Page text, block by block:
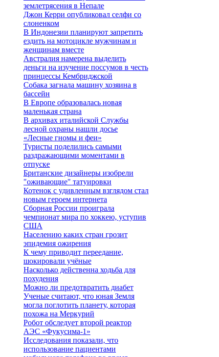
землетрясения в Непале
Джон Керри опубликовал селфи со
слоненком
В Индонезии планируют запретить
ездить на мотоцикле мужчинам и
женщинам вместе
Австралия намерена выделить
деньги на изучение поссумов в честь
принцессы Кембриджской
Собака загнала машину хозяина в
бассейн
В Европе образовалась новая
маленькая страна
В архивах италийской Службы
лесной охраны нашли досье
«Лесные гномы и феи»
Туристы поделились самыми
раздражающими моментами в
отпуске
Британские дизайнеры изобрели
"оживающие" татуировки
Котенок с удивленным взглядом стал
новым героем интернета
Сборная России проиграла
чемпионат мира по хоккею, уступив
США
Населению каких стран грозит
эпидемия ожирения
К чему приводит переедание,
шокировали учёные
Насколько действенна ходьба для
похудения
Можно ли предотвратить диабет
Ученые считают, что юная Земля
могла поглотить планету, которая
похожа на Меркурий
Робот обследует второй реактор
АЭС «Фукусима-1»
Исследования показали, что
использование пациентами